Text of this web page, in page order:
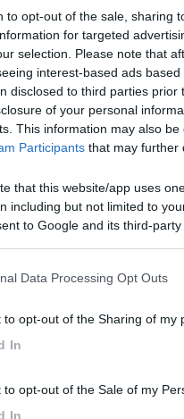
to opt-out of the sale, sharing
for targeted
selection. Please note that
interest-based ads
disclosed to third parties
of your personal
This information may also
Participants that may further
that this website/app uses
including but not limited to
to Google and its third-
Data Processing Opt Outs
to opt-out of the Sharing of my
In
to opt-out of the Sale of my
In
una famiglia con due
il seguente allestimento:
serbatoio, forno scalino
climatizzatore cellula.
come primo
lamentare.